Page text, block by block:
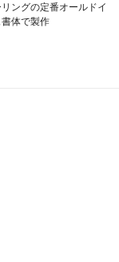
ングの定番オールドイ
体で製作